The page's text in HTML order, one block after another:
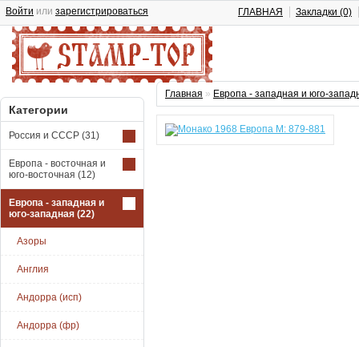
Войти или зарегистрироваться ГЛАВНАЯ Закладки (0)
Категории
Россия и СССР (31)
Европа - восточная и
юго-восточная (12)
Европа - западная и
юго-западная (22)
Азоры
Англия
Андорра (исп)
Андорра (фр)
Главная » Европа - западная и юго-